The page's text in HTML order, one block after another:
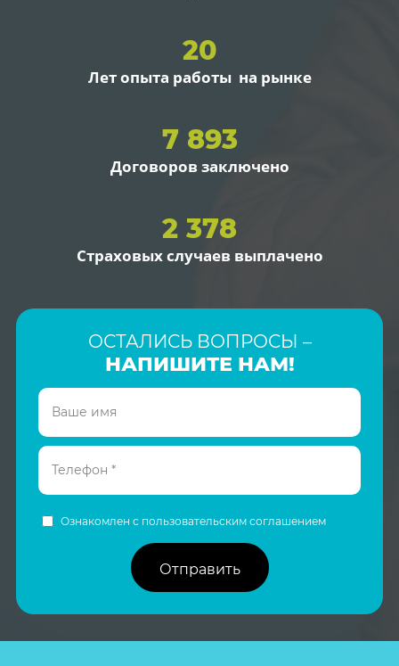
20
Лет опыта работы на рынке
7 893
Договоров заключено
2 378
Страховых случаев выплачено
ОСТАЛИСЬ ВОПРОСЫ –
НАПИШИТЕ НАМ!
Ознакомлен с пользовательским соглашением
Отправить